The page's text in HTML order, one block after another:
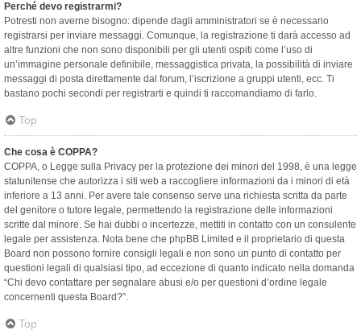
Perché devo registrarmi?
Potresti non averne bisogno: dipende dagli amministratori se è necessario
registrarsi per inviare messaggi. Comunque, la registrazione ti darà accesso ad
altre funzioni che non sono disponibili per gli utenti ospiti come l’uso di
un’immagine personale definibile, messaggistica privata, la possibilità di inviare
messaggi di posta direttamente dal forum, l’iscrizione a gruppi utenti, ecc. Ti
bastano pochi secondi per registrarti e quindi ti raccomandiamo di farlo.
Top
Che cosa è COPPA?
COPPA, o Legge sulla Privacy per la protezione dei minori del 1998, è una legge
statunitense che autorizza i siti web a raccogliere informazioni da i minori di età
inferiore a 13 anni. Per avere tale consenso serve una richiesta scritta da parte
del genitore o tutore legale, permettendo la registrazione delle informazioni
scritte dal minore. Se hai dubbi o incertezze, mettiti in contatto con un consulente
legale per assistenza. Nota bene che phpBB Limited e il proprietario di questa
Board non possono fornire consigli legali e non sono un punto di contatto per
questioni legali di qualsiasi tipo, ad eccezione di quanto indicato nella domanda
“Chi devo contattare per segnalare abusi e/o per questioni d’ordine legale
concernenti questa Board?”.
Top